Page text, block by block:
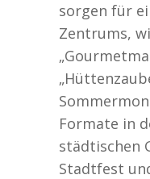
sorgen für
Zentrums,
Formate in
städtischen
Stadtfest